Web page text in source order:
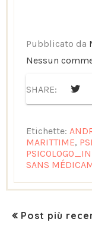
Pubblicato da
Nessun
SHARE:
Etichette:
MARITTIME,
SANS
Post più